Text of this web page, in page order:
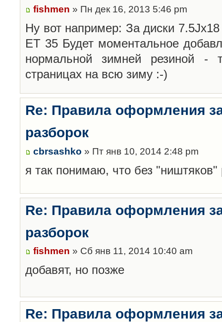
fishmen » Пн дек 16, 2013 5:46 pm
Ну вот например: За диски
ET 35 Будет моментальное
нормальной зимней резиной
страницах на всю зиму :-)
Re: Правила оформления
разборок
cbrsashko » Пт янв 10, 2014 2:48 pm
я так понимаю, что без "ништяков"
Re: Правила оформления
разборок
fishmen » Сб янв 11, 2014 10:40 am
добавят, но позже
Re: Правила оформления